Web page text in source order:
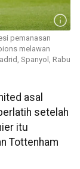
pemanasan
melawan
Spanyol, Rabu
asal
setelah
itu
Tottenham